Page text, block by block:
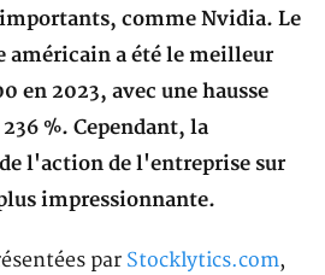
comme Nvidia. Le
américain a été le meilleur
en 2023, avec une hausse
%. Cependant, la
l'action de l'entreprise sur
impressionnante.
par Stocklytics.com,